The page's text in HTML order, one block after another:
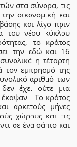
στα σύνορα, τις
οικονομική και
και λίγο πριν
του νέου κύκλου
το κράτος
την εδώ και 16
η τέταρτη
τον εμπρησμό της
αριθμό των
έχει ούτε μια
. Το κράτος
αρκετούς μήνες
χώρους και τις
σε ένα σάπιο και